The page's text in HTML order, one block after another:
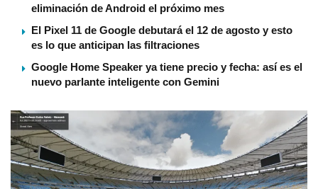
eliminación de Android el próximo mes
El Pixel 11 de Google debutará el 12 de agosto y esto
es lo que anticipan las filtraciones
Google Home Speaker ya tiene precio y fecha: así es el
nuevo parlante inteligente con Gemini